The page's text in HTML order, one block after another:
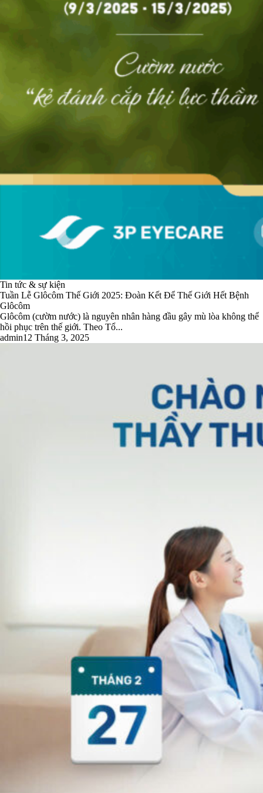
Tin tức & sự kiện
Tuần Lễ Glôcôm Thế Giới 2025: Đoàn Kết Để Thế Giới Hết Bệnh
Glôcôm
Glôcôm (cườm nước) là nguyên nhân hàng đầu gây mù lòa không thể
hồi phục trên thế giới. Theo Tổ...
admin12 Tháng 3, 2025